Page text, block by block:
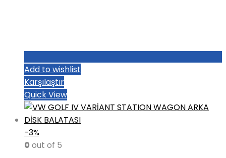
Add to wishlist
Karşılaştır
Quick View
-3%
0 out of 5